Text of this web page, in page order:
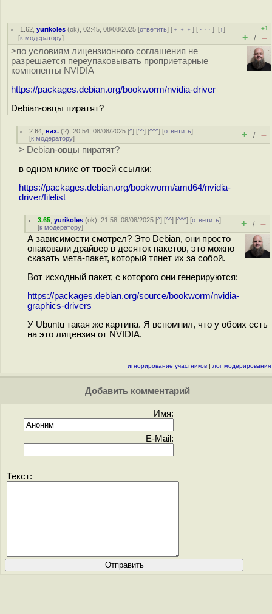
1.62 ,yurikoles (ok), 02:45, 08/08/2025 [ответить] [ ﹢﹢﹢] [ · · ·][↑]
[к модератору]
+1
+ / –
>по условиям лицензионного соглашения не
разрешается переупаковывать проприетарные
компоненты NVIDIA
https://packages.debian.org/bookworm/nvidia-driver
Debian-овцы пиратят?
2.64 ,нах. (?), 20:54, 08/08/2025 [^] [^^] [^^^] [ответить]
[к модератору] + / –
> Debian-овцы пиратят?
в одном клике от твоей ссылки:
https://packages.debian.org/bookworm/amd64/nvidia-
driver/filelist
3.65 ,yurikoles (ok), 21:58, 08/08/2025 [^] [^^] [^^^] [ответить]
[к модератору] + / –
А зависимости смотрел? Это Debian, они просто
опаковали драйвер в десяток пакетов, это можно
сказать мета-пакет, который тянет их за собой.
Вот исходный пакет, с которого они генерируются:
https://packages.debian.org/source/bookworm/nvidia-
graphics-drivers
У Ubuntu такая же картина. Я вспомнил, что у обоих есть
на это лицензия от NVIDIA.
игнорирование участников | лог модерирования
Добавить комментарий
Имя:
E-Mail:
Текст: